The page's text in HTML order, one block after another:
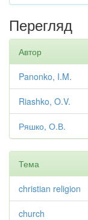
Перегляд
Автор
Panonko, I.M.
Riashko, O.V.
Ряшко, О.В.
Тема
christian religion
church